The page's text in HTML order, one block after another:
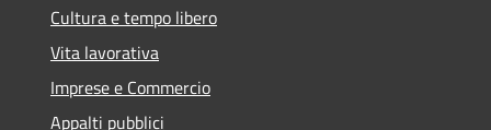
Cultura e tempo libero
Vita lavorativa
Imprese e Commercio
Appalti pubblici